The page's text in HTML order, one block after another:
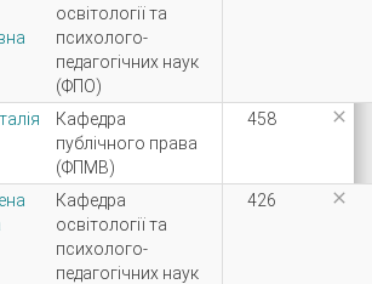
освітології та
психолого-
педагогічних наук
(ФПО)
Кафедра
публічного права
(ФПМВ)
458 
Кафедра
освітології та
психолого-
педагогічних наук
426 